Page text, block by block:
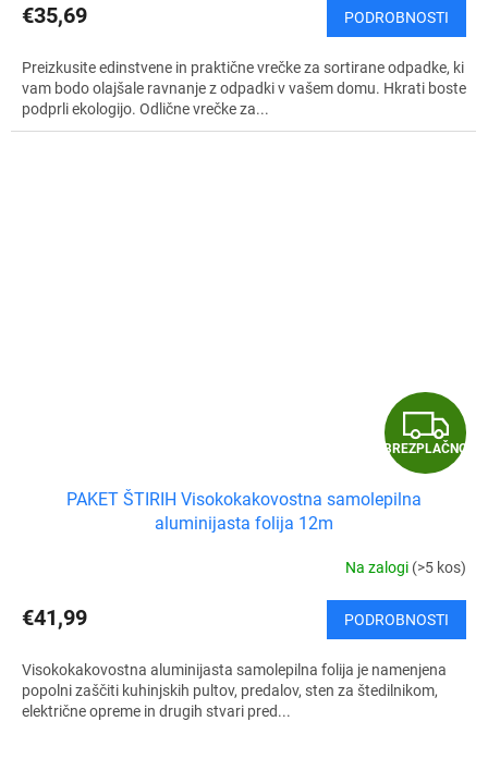
€35,69 PODROBNOSTI
Preizkusite edinstvene in praktične vrečke za sortirane odpadke, ki
vam bodo olajšale ravnanje z odpadki v vašem domu. Hkrati boste
podprli ekologijo. Odlične vrečke za...
B
R
Z
P
L
BREZPLAČNO
PAKET ŠTIRIH Visokokakovostna samolepilna
aluminijasta folija 12m
Na zalogi (>5 kos)
€41,99 PODROBNOSTI
Visokokakovostna aluminijasta samolepilna folija je namenjena
popolni zaščiti kuhinjskih pultov, predalov, sten za štedilnikom,
električne opreme in drugih stvari pred...